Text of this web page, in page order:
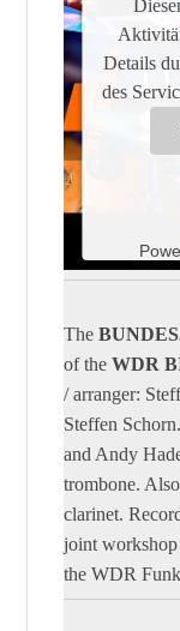
Details
des
The
of theWDR
/ arranger:
Steffen
and Andy
trombone.
clarinet.
joint
the WDR